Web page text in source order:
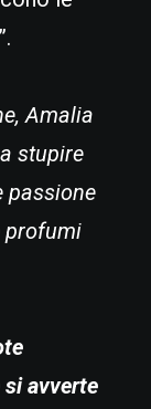
Amalia
stupire
passione
profumi
avverte